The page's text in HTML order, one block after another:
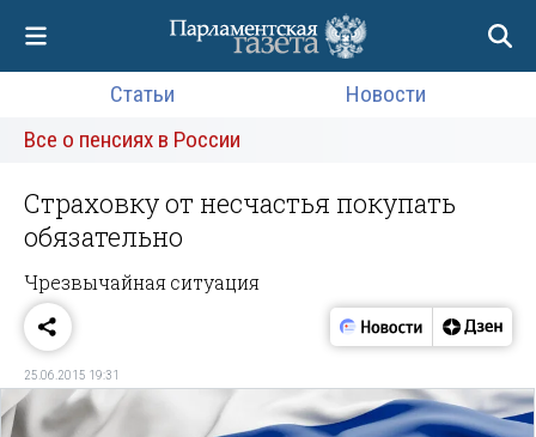
Статьи
Новости
Все о пенсиях в России
Страховку от несчастья покупать
обязательно
Чрезвычайная ситуация
25.06.2015 19:31